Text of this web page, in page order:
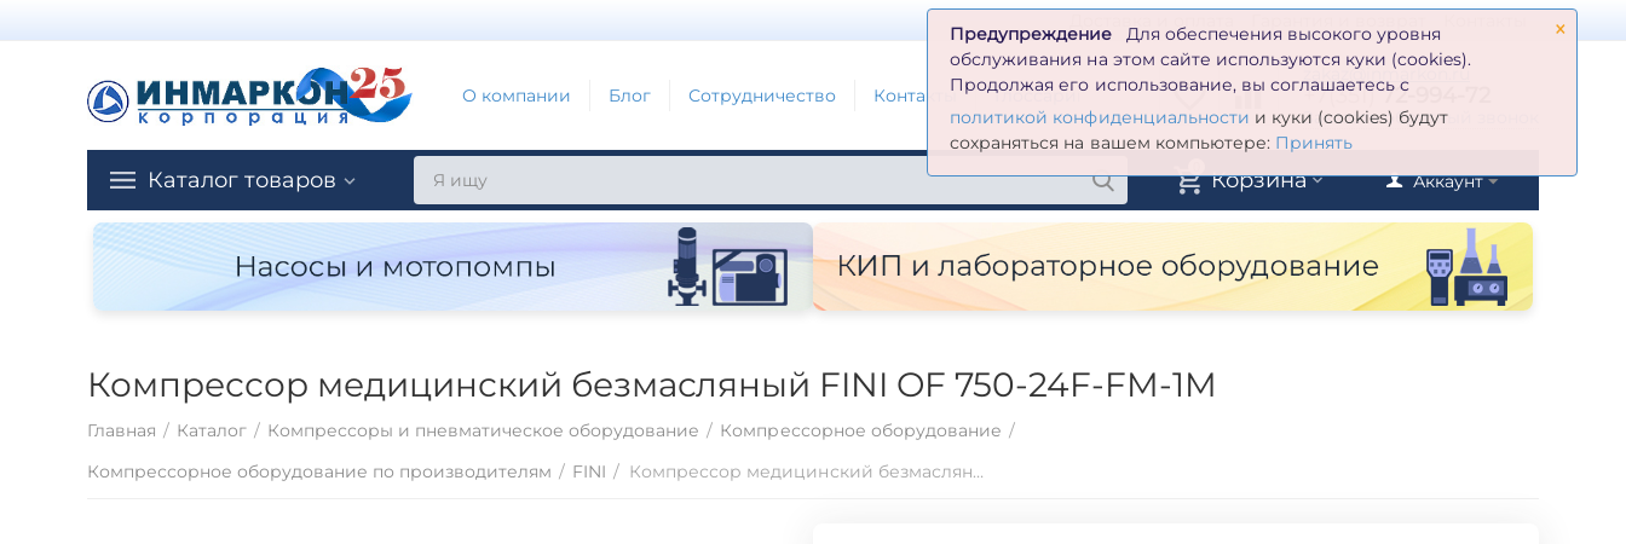
×
Предупреждение
Для обеспечения высокого уровня
обслуживания на этом сайте используются куки (cookies).
Продолжая его использование, вы соглашаетесь с
политикой конфиденциальности и куки (cookies) будут
сохраняться на вашем компьютере: Принять
О компании Блог Сотрудничество Контакты Глоссарий
zakaz@inmarkon.ru
+7(351)72-994-72
Заказать обратный звонок
Каталог товаров Аккаунт
Корзина
Компрессор медицинский безмасляный FINI OF 750-24F-FM-1M
Главная / Каталог / Компрессоры и пневматическое оборудование / Компрессорное оборудование /
Компрессорное оборудование по производителям / FINI / Компрессор медицинский безмасляный FINI OF 750-24F-FM-1M